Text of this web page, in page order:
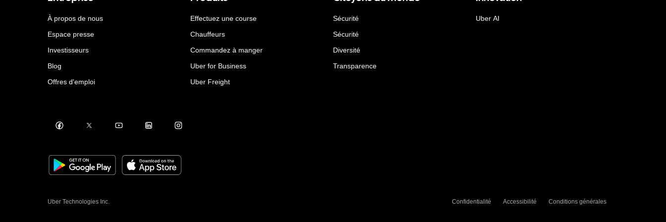
À propos de nous
Espace presse
Investisseurs
Blog
Offres d'emploi
Effectuez une course
Chauffeurs
Commandez à manger
Uber for Business
Uber Freight
Sécurité
Sécurité
Diversité
Transparence
Uber AI
Uber Technologies Inc. Confidentialité Accessibilité Conditions générales